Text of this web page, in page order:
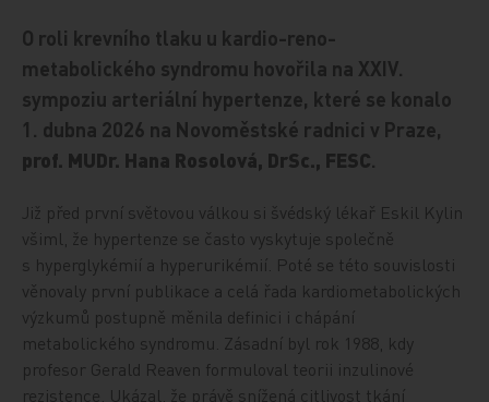
O roli krevního tlaku u kardio-reno-
metabolického syndromu hovořila na XXIV.
sympoziu arteriální hypertenze, které se konalo
1. dubna 2026 na Novoměstské radnici v Praze,
prof. MUDr. Hana Rosolová, DrSc., FESC
Již před první světovou válkou si švédský lékař Eskil Kylin
všiml, že hypertenze se často vyskytuje společně
s hyperglykémií a hyperurikémií. Poté se této souvislosti
věnovaly první publikace a celá řada kardiometabolických
výzkumů postupně měnila definici i chápání
metabolického syndromu. Zásadní byl rok 1988, kdy
profesor Gerald Reaven formuloval teorii inzulinové
rezistence. Ukázal, že právě snížená citlivost tkání